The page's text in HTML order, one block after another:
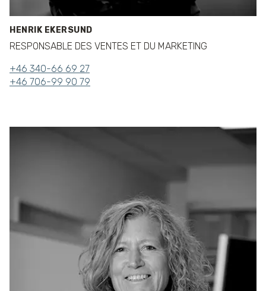
HENRIK EKERSUND
RESPONSABLE DES VENTES ET DU MARKETING
+46 340-66 69 27
+46 706-99 90 79